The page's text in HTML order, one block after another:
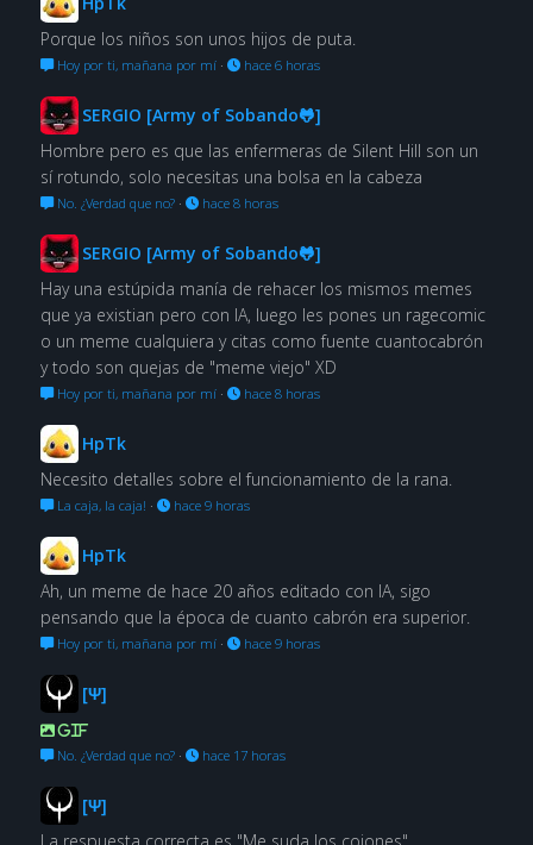
Porque los niños son unos hijos de puta.
Hoy por ti, mañana por mí· hace 6 horas
SERGIO [Army of Sobando🐸]
Hombre pero es que las enfermeras de Silent Hill son un
sí rotundo, solo necesitas una bolsa en la cabeza
No. ¿Verdad que no?· hace 8 horas
SERGIO [Army of Sobando🐸]
Hay una estúpida manía de rehacer los mismos memes
que ya existian pero con IA, luego les pones un ragecomic
o un meme cualquiera y citas como fuente cuantocabrón
y todo son quejas de "meme viejo" XD
Hoy por ti, mañana por mí· hace 8 horas
HpTk
Necesito detalles sobre el funcionamiento de la rana.
La caja, la caja! · hace 9 horas
HpTk
Ah, un meme de hace 20 años editado con IA, sigo
pensando que la época de cuanto cabrón era superior.
Hoy por ti, mañana por mí· hace 9 horas
[Ψ]
GIF
No. ¿Verdad que no?· hace 17 horas
[Ψ]
La respuesta correcta es "Me suda los cojones"